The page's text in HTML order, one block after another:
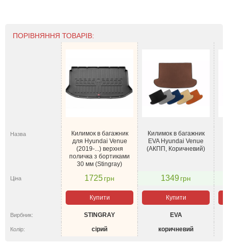
ПОРІВНЯННЯ ТОВАРІВ:
Назва
Килимок в багажник
для Hyundai Venue
(2019-...) верхня
поличка з бортиками
30 мм (Stingray)
Килимок в багажник
EVA Hyundai Venue
(АКПП, Коричневий)
Ціна 1725грн 1349грн
Купити Купити
Вирбник: STINGRAY EVA
Колір: сірий коричневий